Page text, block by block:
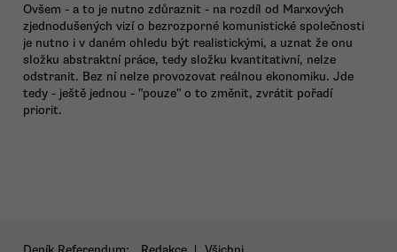
Ovšem - a to je nutno zdůraznit - na rozdíl od Marxových
zjednodušených vizí o bezrozporné komunistické společnosti
je nutno i v daném ohledu být realistickými, a uznat že onu
složku abstraktní práce, tedy složku kvantitativní, nelze
odstranit. Bez ní nelze provozovat reálnou ekonomiku. Jde
tedy - ještě jednou - "pouze" o to změnit, zvrátit pořadí
priorit.